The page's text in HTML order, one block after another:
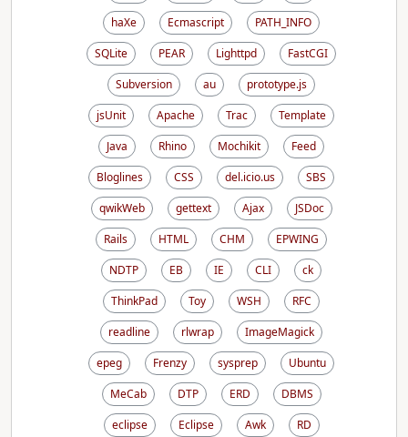
haXe
Ecmascript
PATH_INFO
SQLite
PEAR Lighttpd
FastCGI
Subversion
au
prototype.js
jsUnit
Apache Trac
Template
Java
Rhino Mochikit
Feed
Bloglines
CSS del.icio.us
SBS
qwikWeb
gettext Ajax
JSDoc
Rails
HTML CHM
EPWING
NDTP
EB IE CLI
ck
ThinkPad
Toy WSH
RFC
readline
rlwrap
ImageMagick
epeg
Frenzy sysprep
Ubuntu
MeCab
DTP ERD
DBMS
eclipse
Eclipse Awk
RD